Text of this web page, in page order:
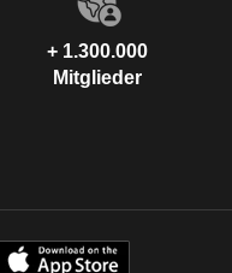
+ 1.300.000
Mitglieder